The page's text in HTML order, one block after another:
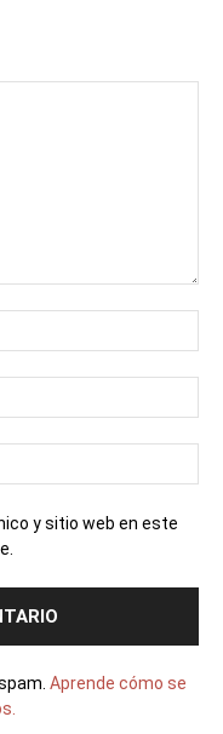
y sitio web en este
Aprende cómo se